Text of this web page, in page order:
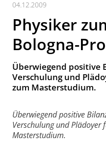
04.12.2009
Physiker
Bologna-
Überwiegend positive
Verschulung und
zum Masterstudium.
Überwiegend positive
Verschulung und Plädoyer
Masterstudium.